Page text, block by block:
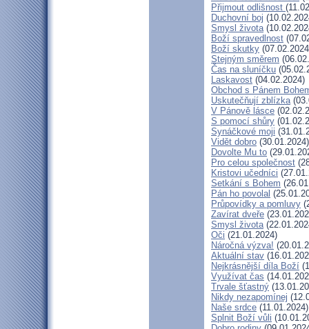
Přijmout odlišnost
Duchovní boj
Smysl života
Boží spravedlnost
Boží skutky
Stejným směrem
Čas na sluníčku
Laskavost (04.02.2024)
Obchod s Pánem
Uskutečňují zblízka
V Pánově lásce
S pomocí shůry
Synáčkové moji
Vidět dobro (30.01.2024)
Dovolte Mu to
Pro celou společnost
Kristovi učedníci
Setkání s Bohem
Pán ho povolal
Průpovídky a pomluvy
Zavírat dveře
Smysl života
Oči (21.01.2024)
Náročná výzva!
Aktuální stav
Nejkrásnější díla Boží
Využívat čas
Trvale šťastný
Nikdy nezapomínej
Naše srdce (11.01.2024)
Splnit Boží vůli